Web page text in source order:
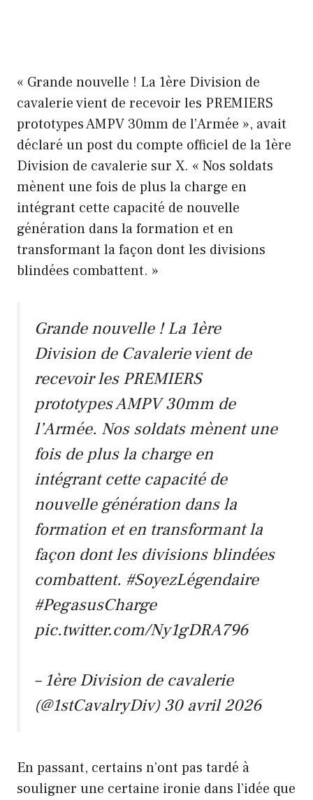
« Grande nouvelle ! La 1ère Division de
cavalerie vient de recevoir les PREMIERS
prototypes AMPV 30mm de l’Armée », avait
déclaré un post du compte officiel de la 1ère
Division de cavalerie sur X. « Nos soldats
mènent une fois de plus la charge en
intégrant cette capacité de nouvelle
génération dans la formation et en
transformant la façon dont les divisions
blindées combattent. »
Grande nouvelle ! La 1ère
Division de Cavalerie vient de
recevoir les PREMIERS
prototypes AMPV 30mm de
l’Armée. Nos soldats mènent une
fois de plus la charge en
intégrant cette capacité de
nouvelle génération dans la
formation et en transformant la
façon dont les divisions blindées
combattent. #SoyezLégendaire
#PegasusCharge
pic.twitter.com/Ny1gDRA796
– 1ère Division de cavalerie
(@1stCavalryDiv)30 avril 2026
En passant, certains n’ont pas tardé à
souligner une certaine ironie dans l’idée que